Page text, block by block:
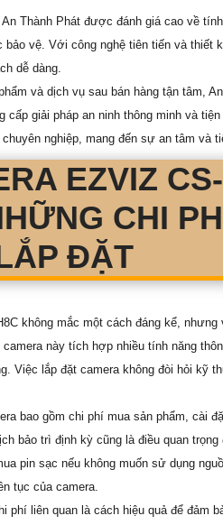
Thành Phát được đánh giá cao về
vệ. Với công nghệ tiên tiến và thiết
dễ dàng.
và dịch vụ sau bán hàng tận tâm,
cấp giải pháp an ninh thông minh và
nghiệp, mang đến sự an tâm và
EZVIZ
CHI
ĐẶT
không mắc một cách đáng kể,
camera này tích hợp nhiều tính năng
Việc lắp đặt camera không đòi hỏi kỹ
bao gồm chi phí mua sản phẩm, cài
bảo trì định kỳ cũng là điều quan
pin sạc nếu không muốn sử dụng
tục của camera.
phí liên quan là cách hiệu quả để đảm